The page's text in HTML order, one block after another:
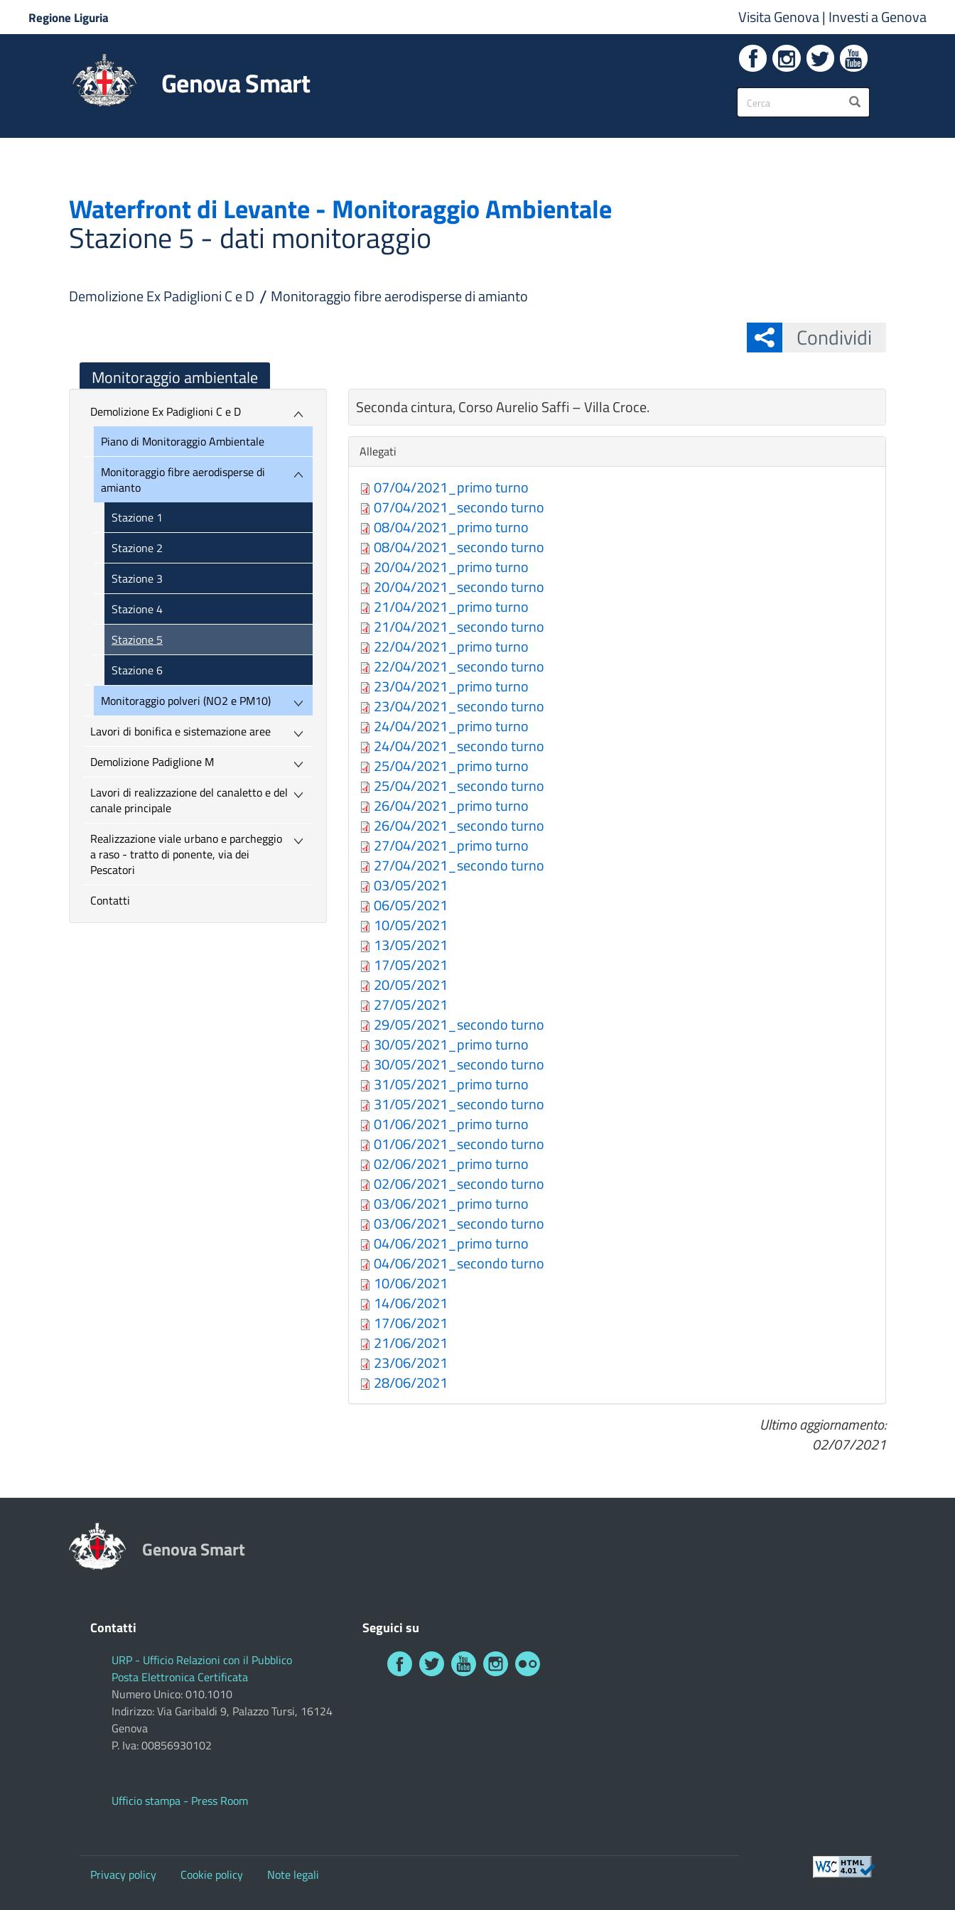
Regione Liguria Visita Genova| Investi a Genova
Genova Smart
Form
di
ricerca
CERCA
Waterfront di Levante - Monitoraggio Ambientale
Stazione 5 - dati monitoraggio
Demolizione Ex Padiglioni C e D Monitoraggio fibre aerodisperse di amianto
Condividi
Monitoraggio ambientale
Seconda cintura, Corso Aurelio Saffi – Villa Croce.
Nascondi
Allegati
07/04/2021_primo turno
07/04/2021_secondo turno
08/04/2021_primo turno
08/04/2021_secondo turno
20/04/2021_primo turno
20/04/2021_secondo turno
21/04/2021_primo turno
21/04/2021_secondo turno
22/04/2021_primo turno
22/04/2021_secondo turno
23/04/2021_primo turno
23/04/2021_secondo turno
24/04/2021_primo turno
24/04/2021_secondo turno
25/04/2021_primo turno
25/04/2021_secondo turno
26/04/2021_primo turno
26/04/2021_secondo turno
27/04/2021_primo turno
27/04/2021_secondo turno
03/05/2021
06/05/2021
10/05/2021
13/05/2021
17/05/2021
20/05/2021
27/05/2021
29/05/2021_secondo turno
30/05/2021_primo turno
30/05/2021_secondo turno
31/05/2021_primo turno
31/05/2021_secondo turno
01/06/2021_primo turno
01/06/2021_secondo turno
02/06/2021_primo turno
02/06/2021_secondo turno
03/06/2021_primo turno
03/06/2021_secondo turno
04/06/2021_primo turno
04/06/2021_secondo turno
10/06/2021
14/06/2021
17/06/2021
21/06/2021
23/06/2021
28/06/2021
Demolizione Ex Padiglioni C e D
Piano di Monitoraggio Ambientale
Monitoraggio fibre aerodisperse di
amianto
Stazione 1
Stazione 2
Stazione 3
Stazione 4
Stazione 5
Stazione 6
Monitoraggio polveri (NO2 e PM10)
Lavori di bonifica e sistemazione aree
Demolizione Padiglione M
Lavori di realizzazione del canaletto e del
canale principale
Realizzazione viale urbano e parcheggio
a raso - tratto di ponente, via dei
Pescatori
Contatti
Ultimo aggiornamento:
02/07/2021
Genova Smart
Contatti
URP - Ufficio Relazioni con il Pubblico
Posta Elettronica Certificata
Numero Unico: 010.1010
Indirizzo: Via Garibaldi 9, Palazzo Tursi, 16124
Genova
P. Iva: 00856930102
Ufficio stampa - Press Room
Seguici su
Privacy policy Cookie policy Note legali